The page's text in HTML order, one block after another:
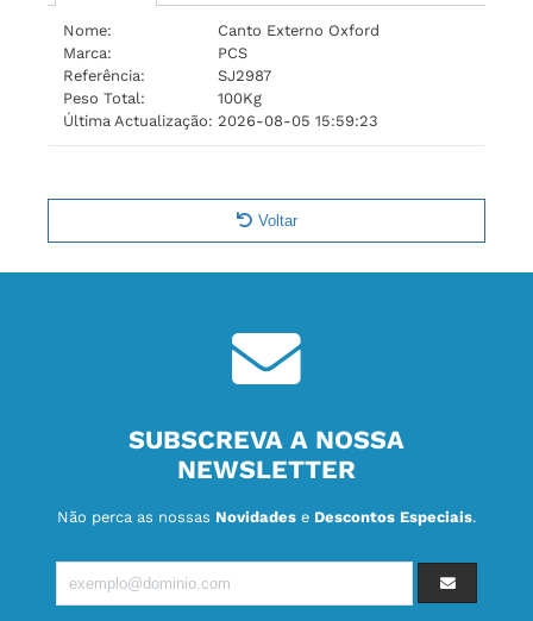
Nome:
Canto Externo Oxford
Marca:
PCS
Referência:
SJ2987
Peso Total:
100Kg
Última Actualização: 2026-08-05 15:59:23
Voltar
SUBSCREVA A NOSSA
NEWSLETTER
Não perca as nossas Novidades e Descontos Especiais.